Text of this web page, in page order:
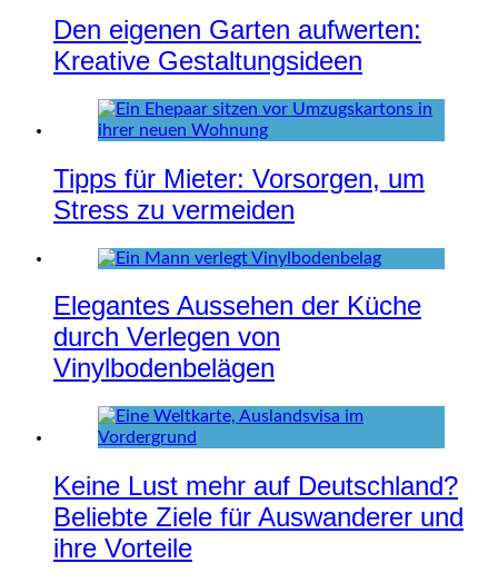
Den eigenen Garten aufwerten:
Kreative Gestaltungsideen
Tipps für Mieter: Vorsorgen, um
Stress zu vermeiden
Elegantes Aussehen der Küche
durch Verlegen von
Vinylbodenbelägen
Keine Lust mehr auf Deutschland?
Beliebte Ziele für Auswanderer und
ihre Vorteile